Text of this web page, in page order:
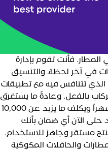
فأنت تقوم بإدارة
في آخر لحظة، والتنسيق
تتنافس فيه مع تطبيقات
بالفعل. وعادةً ما يستغرق
إنشاء تطبيقك الخاص أكثر من 12 شهراً ويكلف ما يزيد عن 10,000
الآن أي ضمان بأنك
مستقر وجاهز للاستخدام.
والحافلات المكوكية